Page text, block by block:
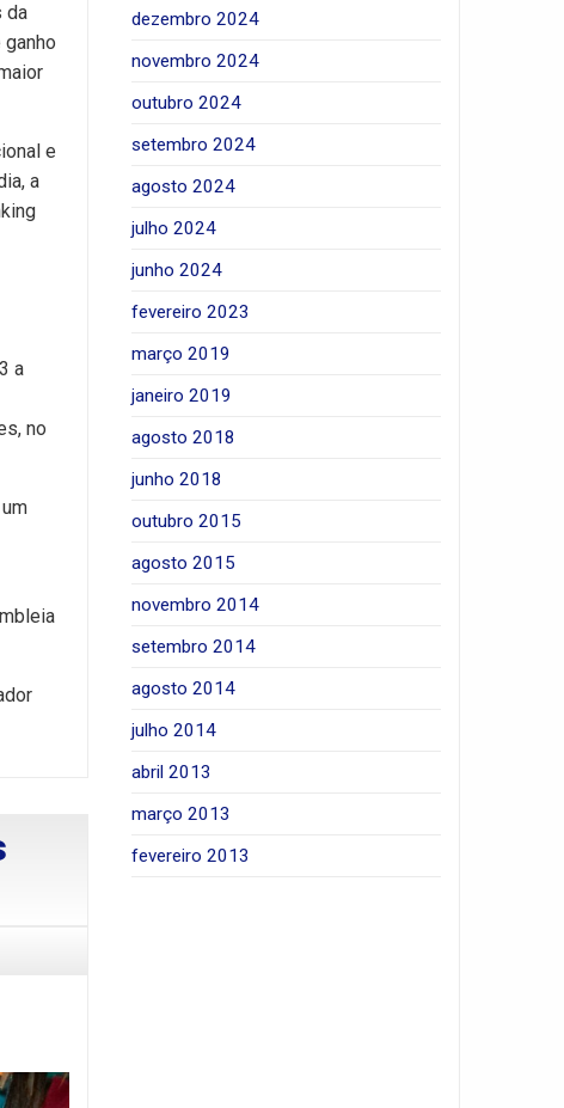
da
e
a
a
no
dezembro 2024
novembro 2024
outubro 2024
setembro 2024
agosto 2024
julho 2024
junho 2024
fevereiro 2023
março 2019
janeiro 2019
agosto 2018
junho 2018
outubro 2015
agosto 2015
novembro 2014
setembro 2014
agosto 2014
julho 2014
abril 2013
março 2013
fevereiro 2013